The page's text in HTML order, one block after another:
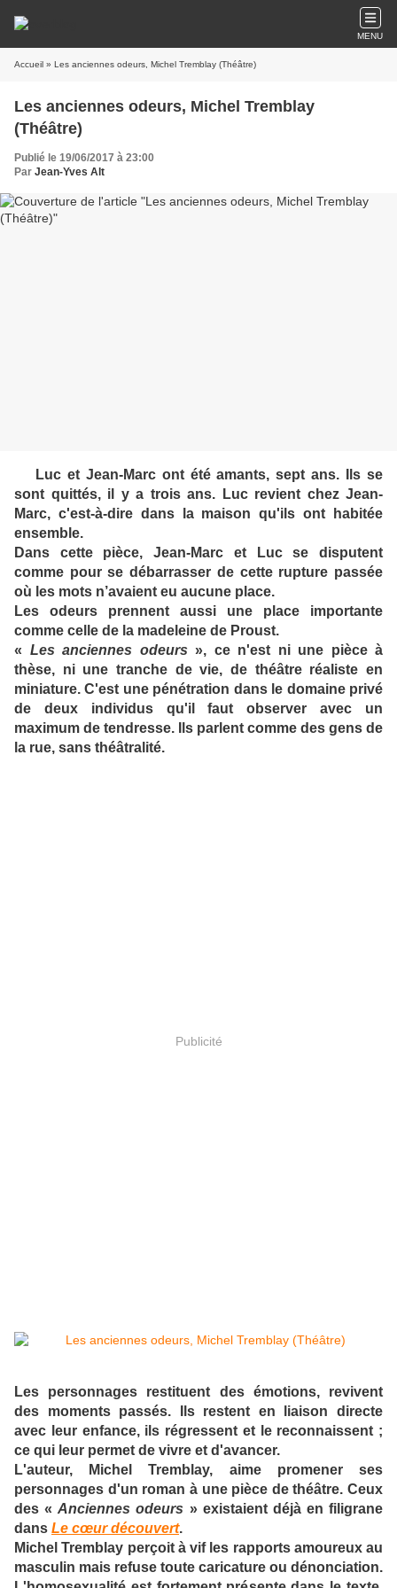
MENU
Accueil » Les anciennes odeurs, Michel Tremblay (Théâtre)
Les anciennes odeurs, Michel Tremblay
(Théâtre)
Publié le 19/06/2017 à 23:00
Par Jean-Yves Alt
Luc et Jean-Marc ont été amants, sept ans. Ils se
sont quittés, il y a trois ans. Luc revient chez Jean-
Marc, c'est-à-dire dans la maison qu'ils ont habitée
ensemble.
Dans cette pièce, Jean-Marc et Luc se disputent
comme pour se débarrasser de cette rupture passée
où les mots n’avaient eu aucune place.
Les odeurs prennent aussi une place importante
comme celle de la madeleine de Proust.
« Les anciennes odeurs », ce n'est ni une pièce à
thèse, ni une tranche de vie, de théâtre réaliste en
miniature. C'est une pénétration dans le domaine privé
de deux individus qu'il faut observer avec un
maximum de tendresse. Ils parlent comme des gens de
la rue, sans théâtralité.
Publicité
Les personnages restituent des émotions, revivent
des moments passés. Ils restent en liaison directe
avec leur enfance, ils régressent et le reconnaissent ;
ce qui leur permet de vivre et d'avancer.
L'auteur, Michel Tremblay, aime promener ses
personnages d'un roman à une pièce de théâtre. Ceux
des «Anciennes odeurs » existaient déjà en filigrane
dans Le cœur découvert.
Michel Tremblay perçoit à vif les rapports amoureux au
masculin mais refuse toute caricature ou dénonciation.